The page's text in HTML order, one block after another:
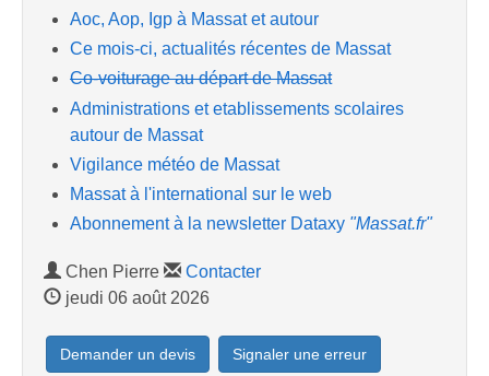
Aoc, Aop, Igp à Massat et autour
Ce mois-ci, actualités récentes de Massat
Co-voiturage au départ de Massat
Administrations et etablissements scolaires
autour de Massat
Vigilance météo de Massat
Massat à l'international sur le web
Abonnement à la newsletter Dataxy "Massat.fr"
Chen Pierre
Contacter
jeudi 06 août 2026
Demander un devis Signaler une erreur